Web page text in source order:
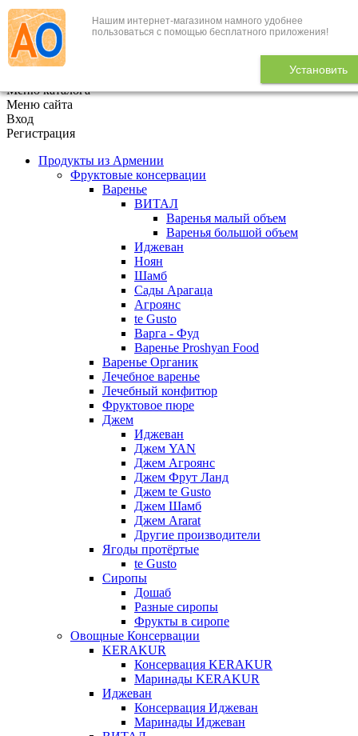
Нашим интернет-магазином намного удобнее
пользоваться с помощью бесплатного приложения!
Установить
+7 (495) 646-888-1
В корзине 0
Меню каталога
Меню сайта
Вход
Регистрация
Продукты из Армении
Фруктовые консервации
Варенье
ВИТАЛ
Варенья малый объем
Варенья большой объем
Иджеван
Ноян
Шамб
Сады Арагаца
Агроянс
te Gusto
Варга - Фуд
Варенье Proshyan Food
Варенье Органик
Лечебное варенье
Лечебный конфитюр
Фруктовое пюре
Джем
Иджеван
Джем YAN
Джем Агроянс
Джем Фрут Ланд
Джем te Gusto
Джем Шамб
Джем Ararat
Другие производители
Ягоды протёртые
te Gusto
Сиропы
Дошаб
Разные сиропы
Фрукты в сиропе
Овощные Консервации
KERAKUR
Консервация KERAKUR
Маринады KERAKUR
Иджеван
Консервация Иджеван
Маринады Иджеван